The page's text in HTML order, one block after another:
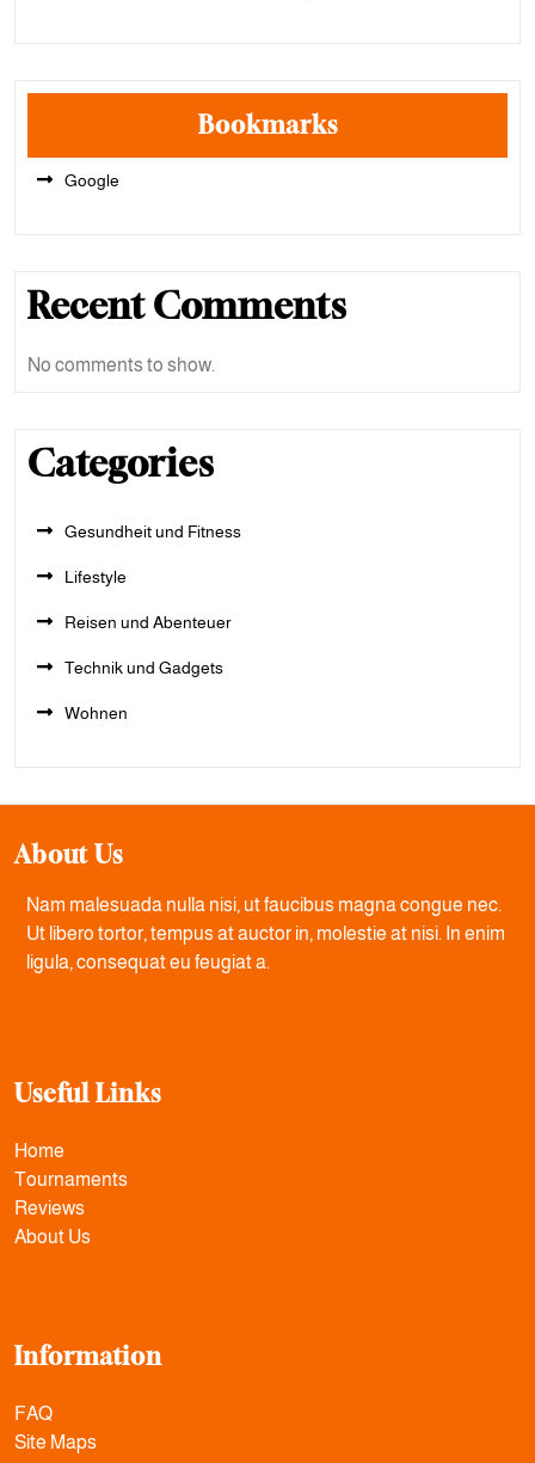
Bookmarks
Google
Recent Comments
No comments to show.
Categories
Gesundheit und Fitness
Lifestyle
Reisen und Abenteuer
Technik und Gadgets
Wohnen
About Us
Nam malesuada nulla nisi, ut faucibus magna congue nec.
Ut libero tortor, tempus at auctor in, molestie at nisi. In enim
ligula, consequat eu feugiat a.
Useful Links
Home
Tournaments
Reviews
About Us
Information
FAQ
Site Maps